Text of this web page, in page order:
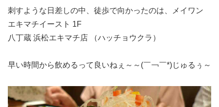
刺すような日差しの中、徒歩で向かったのは、メイワン
エキマチイースト 1F
八丁蔵 浜松エキマチ店 （ハッチョウクラ）
早い時間から飲めるって良いねぇ～～(￣￢￣*)じゅるぅ～